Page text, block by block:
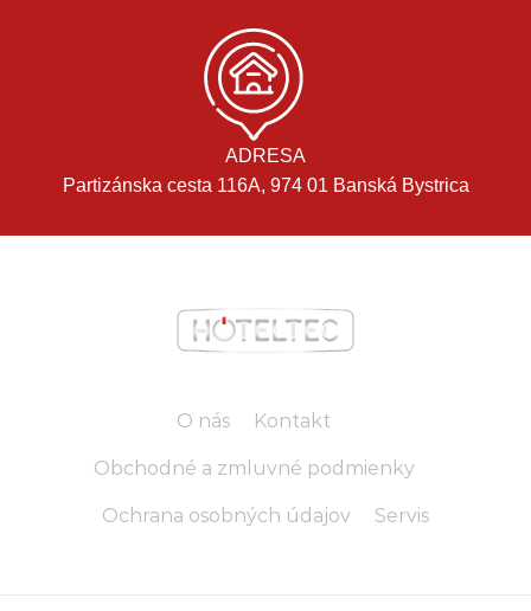
ADRESA
Partizánska cesta 116A, 974 01 Banská Bystrica
O nás Kontakt
Obchodné a zmluvné podmienky
Ochrana osobných údajov Servis